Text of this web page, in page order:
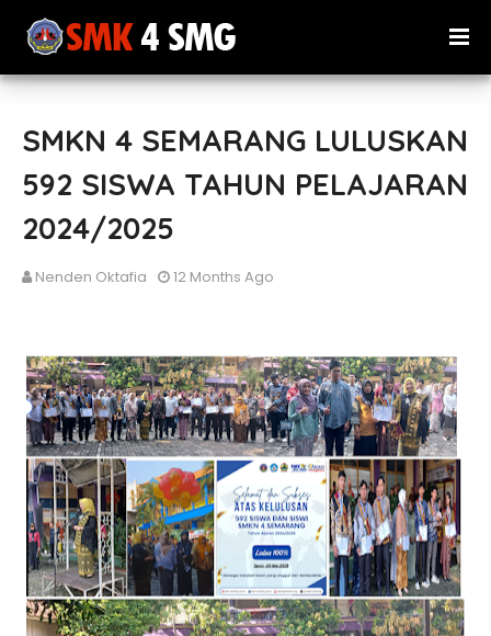
SMKN 4 SEMARANG LULUSKAN
592 SISWA TAHUN PELAJARAN
2024/2025
Nenden Oktafia 12 Months Ago